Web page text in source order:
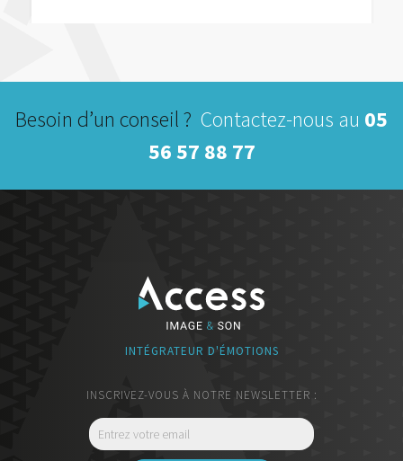
Besoin d’un conseil ? Contactez-nous au 05
56 57 88 77
INTÉGRATEUR D'ÉMOTIONS
INSCRIVEZ-VOUS À NOTRE NEWSLETTER :